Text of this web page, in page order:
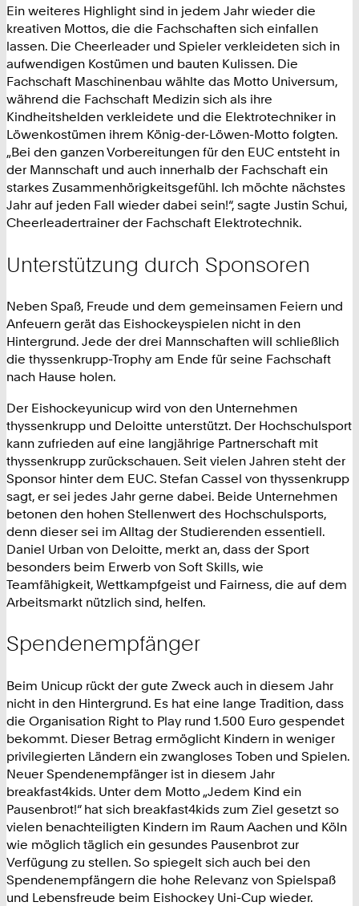
Ein weiteres Highlight sind in jedem Jahr wieder die
kreativen Mottos, die die Fachschaften sich einfallen
lassen. Die Cheerleader und Spieler verkleideten sich in
aufwendigen Kostümen und bauten Kulissen. Die
Fachschaft Maschinenbau wählte das Motto Universum,
während die Fachschaft Medizin sich als ihre
Kindheitshelden verkleidete und die Elektrotechniker in
Löwenkostümen ihrem König-der-Löwen-Motto folgten.
„Bei den ganzen Vorbereitungen für den EUC entsteht in
der Mannschaft und auch innerhalb der Fachschaft ein
starkes Zusammenhörigkeitsgefühl. Ich möchte nächstes
Jahr auf jeden Fall wieder dabei sein!“, sagte Justin Schui,
Cheerleadertrainer der Fachschaft Elektrotechnik.
Unterstützung durch Sponsoren
Neben Spaß, Freude und dem gemeinsamen Feiern und
Anfeuern gerät das Eishockeyspielen nicht in den
Hintergrund. Jede der drei Mannschaften will schließlich
die thyssenkrupp-Trophy am Ende für seine Fachschaft
nach Hause holen.
Der Eishockeyunicup wird von den Unternehmen
thyssenkrupp und Deloitte unterstützt. Der Hochschulsport
kann zufrieden auf eine langjährige Partnerschaft mit
thyssenkrupp zurückschauen. Seit vielen Jahren steht der
Sponsor hinter dem EUC. Stefan Cassel von thyssenkrupp
sagt, er sei jedes Jahr gerne dabei. Beide Unternehmen
betonen den hohen Stellenwert des Hochschulsports,
denn dieser sei im Alltag der Studierenden essentiell.
Daniel Urban von Deloitte, merkt an, dass der Sport
besonders beim Erwerb von Soft Skills, wie
Teamfähigkeit, Wettkampfgeist und Fairness, die auf dem
Arbeitsmarkt nützlich sind, helfen.
Spendenempfänger
Beim Unicup rückt der gute Zweck auch in diesem Jahr
nicht in den Hintergrund. Es hat eine lange Tradition, dass
die Organisation Right to Play rund 1.500 Euro gespendet
bekommt. Dieser Betrag ermöglicht Kindern in weniger
privilegierten Ländern ein zwangloses Toben und Spielen.
Neuer Spendenempfänger ist in diesem Jahr
breakfast4kids. Unter dem Motto „Jedem Kind ein
Pausenbrot!“ hat sich breakfast4kids zum Ziel gesetzt so
vielen benachteiligten Kindern im Raum Aachen und Köln
wie möglich täglich ein gesundes Pausenbrot zur
Verfügung zu stellen. So spiegelt sich auch bei den
Spendenempfängern die hohe Relevanz von Spielspaß
und Lebensfreude beim Eishockey Uni-Cup wieder.